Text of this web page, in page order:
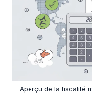
Aperçu de la fiscalité